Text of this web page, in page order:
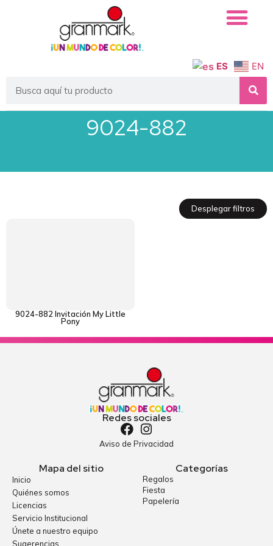
ES EN
9024-882
Desplegar filtros
9024-882 Invitación My Little
Pony
Redes sociales
Aviso de Privacidad
Mapa del sitio
Inicio
Quiénes somos
Licencias
Servicio Institucional
Únete a nuestro equipo
Sugerencias
Categorías
Regalos
Fiesta
Papelería